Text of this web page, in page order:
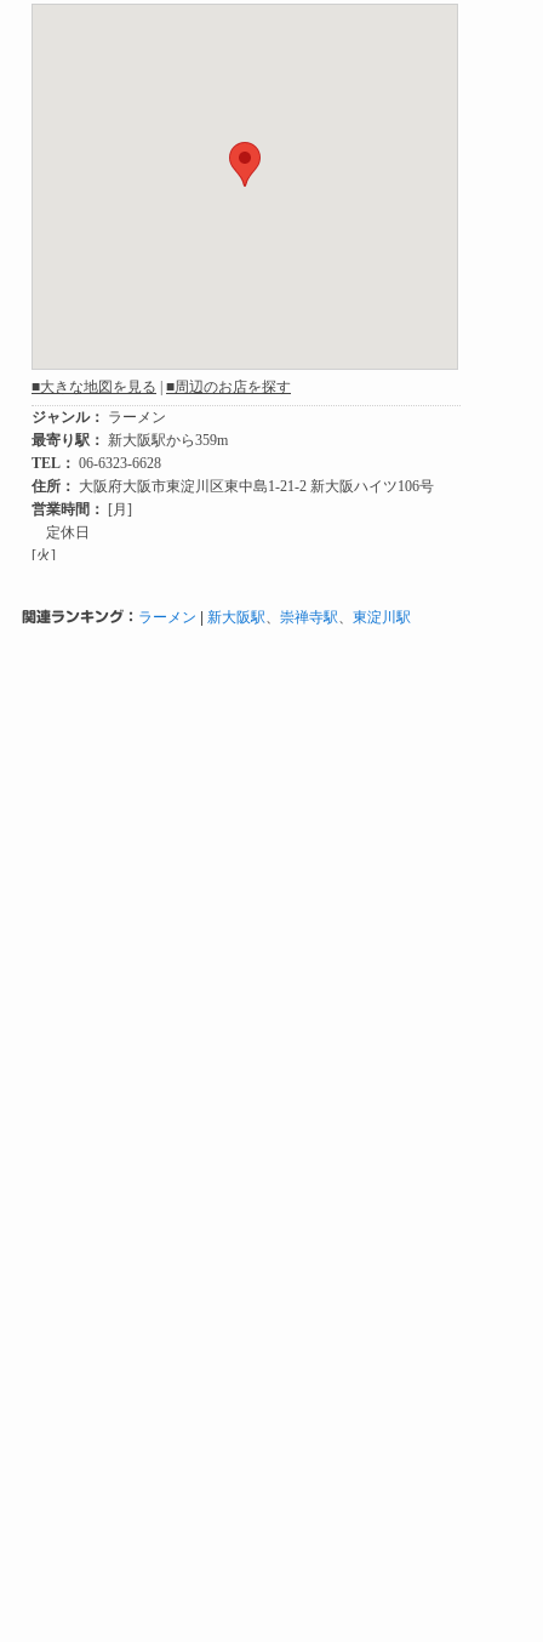
関連ランキング： ラーメン 新大阪駅、 崇禅寺駅、 東淀川駅